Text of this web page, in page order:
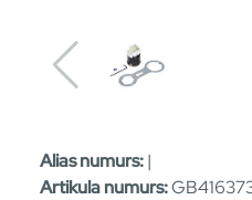
Alias numurs:|
Artikula numurs: